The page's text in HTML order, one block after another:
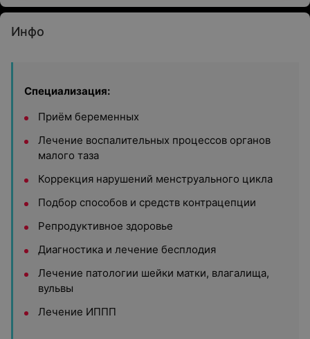
Инфо
Специализация:
Приём беременных
Лечение воспалительных процессов органов
малого таза
Коррекция нарушений менструального цикла
Подбор способов и средств контрацепции
Репродуктивное здоровье
Диагностика и лечение бесплодия
Лечение патологии шейки матки, влагалища,
вульвы
Лечение ИППП